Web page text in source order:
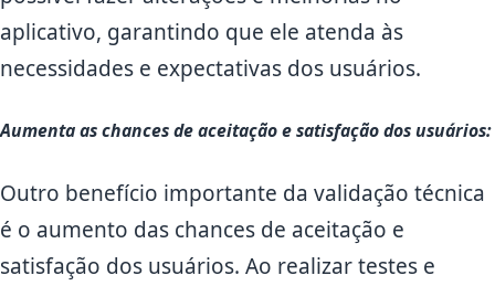
aplicativo, garantindo que ele atenda às
necessidades e expectativas dos usuários.
Aumenta as chances de aceitação e satisfação dos usuários:
Outro benefício importante da validação técnica
é o aumento das chances de aceitação e
satisfação dos usuários. Ao realizar testes e